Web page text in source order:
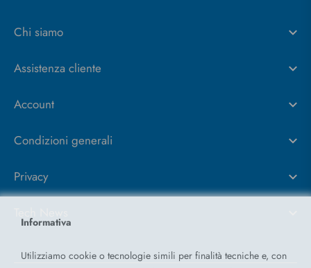
Chi siamo
Assistenza cliente
Account
Condizioni generali
Privacy
Informativa
Utilizziamo cookie o tecnologie simili per finalità tecniche e, con